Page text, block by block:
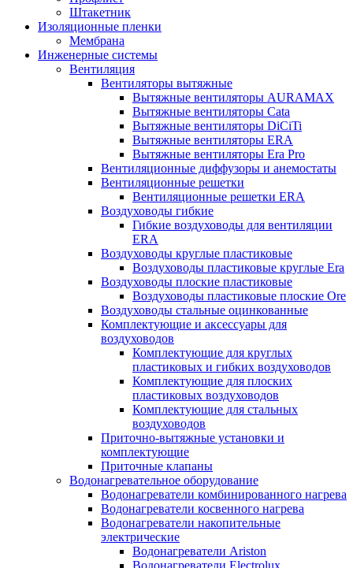
Штакетник
Изоляционные пленки
Мембрана
Инженерные системы
Вентиляция
Вентиляторы вытяжные
Вытяжные вентиляторы AURAMAX
Вытяжные вентиляторы Cata
Вытяжные вентиляторы DiCiTi
Вытяжные вентиляторы ERA
Вытяжные вентиляторы Era Pro
Вентиляционные диффузоры и анемостаты
Вентиляционные решетки
Вентиляционные решетки ERA
Воздуховоды гибкие
Гибкие воздуховоды для вентиляции
ERA
Воздуховоды круглые пластиковые
Воздуховоды пластиковые круглые Era
Воздуховоды плоские пластиковые
Воздуховоды пластиковые плоские Ore
Воздуховоды стальные оцинкованные
Комплектующие и аксессуары для
воздуховодов
Комплектующие для круглых
пластиковых и гибких воздуховодов
Комплектующие для плоских
пластиковых воздуховодов
Комплектующие для стальных
воздуховодов
Приточно-вытяжные установки и
комплектующие
Приточные клапаны
Водонагревательное оборудование
Водонагреватели комбинированного нагрева
Водонагреватели косвенного нагрева
Водонагреватели накопительные
электрические
Водонагреватели Ariston